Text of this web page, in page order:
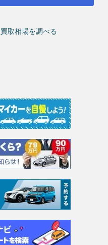
取相場を調べる